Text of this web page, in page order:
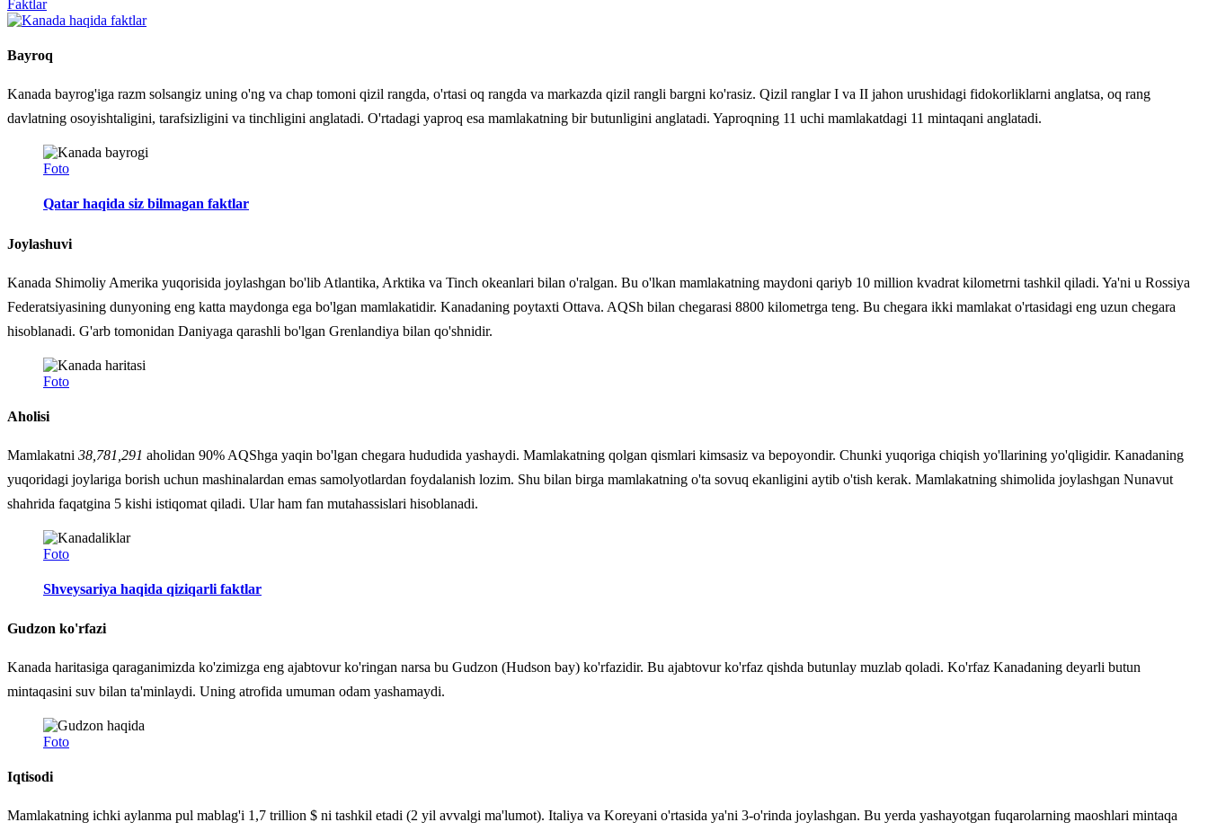
Faktlar
Bayroq
Kanada bayrog'iga razm solsangiz uning o'ng va chap tomoni qizil rangda, o'rtasi oq rangda va markazda qizil rangli bargni ko'rasiz. Qizil ranglar I va II jahon urushidagi fidokorliklarni anglatsa, oq rang
davlatning osoyishtaligini, tarafsizligini va tinchligini anglatadi. O'rtadagi yaproq esa mamlakatning bir butunligini anglatadi. Yaproqning 11 uchi mamlakatdagi 11 mintaqani anglatadi.
Foto
Qatar haqida siz bilmagan faktlar
Joylashuvi
Kanada Shimoliy Amerika yuqorisida joylashgan bo'lib Atlantika, Arktika va Tinch okeanlari bilan o'ralgan. Bu o'lkan mamlakatning maydoni qariyb 10 million kvadrat kilometrni tashkil qiladi. Ya'ni u Rossiya
Federatsiyasining dunyoning eng katta maydonga ega bo'lgan mamlakatidir. Kanadaning poytaxti Ottava. AQSh bilan chegarasi 8800 kilometrga teng. Bu chegara ikki mamlakat o'rtasidagi eng uzun chegara
hisoblanadi. G'arb tomonidan Daniyaga qarashli bo'lgan Grenlandiya bilan qo'shnidir.
Foto
Aholisi
Mamlakatni 38,781,291 aholidan 90% AQShga yaqin bo'lgan chegara hududida yashaydi. Mamlakatning qolgan qismlari kimsasiz va bepoyondir. Chunki yuqoriga chiqish yo'llarining yo'qligidir. Kanadaning
yuqoridagi joylariga borish uchun mashinalardan emas samolyotlardan foydalanish lozim. Shu bilan birga mamlakatning o'ta sovuq ekanligini aytib o'tish kerak. Mamlakatning shimolida joylashgan Nunavut
shahrida faqatgina 5 kishi istiqomat qiladi. Ular ham fan mutahassislari hisoblanadi.
Foto
Shveysariya haqida qiziqarli faktlar
Gudzon ko'rfazi
Kanada haritasiga qaraganimizda ko'zimizga eng ajabtovur ko'ringan narsa bu Gudzon (Hudson bay) ko'rfazidir. Bu ajabtovur ko'rfaz qishda butunlay muzlab qoladi. Ko'rfaz Kanadaning deyarli butun
mintaqasini suv bilan ta'minlaydi. Uning atrofida umuman odam yashamaydi.
Foto
Iqtisodi
Mamlakatning ichki aylanma pul mablag'i 1,7 trillion $ ni tashkil etadi (2 yil avvalgi ma'lumot). Italiya va Koreyani o'rtasida ya'ni 3-o'rinda joylashgan. Bu yerda yashayotgan fuqarolarning maoshlari mintaqa